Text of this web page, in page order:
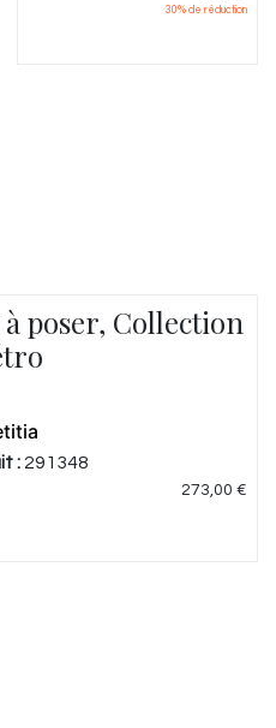
30% de réduction
poser, Collection
: 291348
273,00 €